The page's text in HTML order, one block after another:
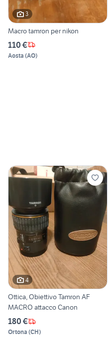
3
Macro tamron per nikon
110 €
Aosta (AO)
4
Ottica, Obiettivo Tamron AF
MACRO attacco Canon
180 €
Ortona (CH)